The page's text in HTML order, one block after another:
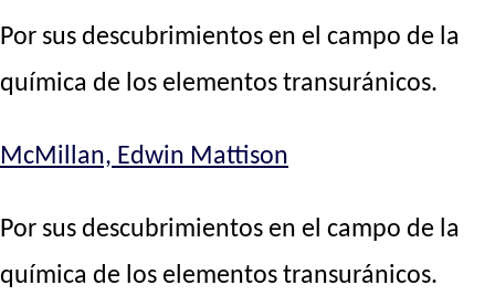
Por sus descubrimientos en el campo de la
química de los elementos transuránicos.
McMillan, Edwin Mattison
Por sus descubrimientos en el campo de la
química de los elementos transuránicos.